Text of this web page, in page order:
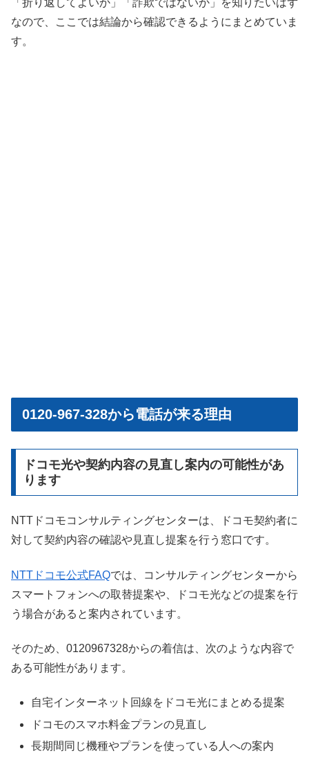
「折り返してよいか」「詐欺ではないか」を知りたいはず
なので、ここでは結論から確認できるようにまとめていま
す。
0120-967-328から電話が来る理由
ドコモ光や契約内容の見直し案内の可能性があ
ります
NTTドコモコンサルティングセンターは、ドコモ契約者に
対して契約内容の確認や見直し提案を行う窓口です。
NTTドコモ公式FAQでは、コンサルティングセンターから
スマートフォンへの取替提案や、ドコモ光などの提案を行
う場合があると案内されています。
そのため、0120967328からの着信は、次のような内容で
ある可能性があります。
自宅インターネット回線をドコモ光にまとめる提案
ドコモのスマホ料金プランの見直し
長期間同じ機種やプランを使っている人への案内